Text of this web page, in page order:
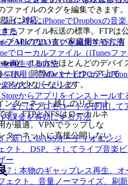
イン時にiPhoneでDropboxの音
る
とMacでID3タグを編集する方法
でローカルファイル（iTunesフ
を再生する方法
を使用してMacまたはPCから
をストリーミング
Storeからアプリをインストールす
またはプロモコードを使用して
課金を有効にする方法
：新しいBASSオーディオエンジ
クト、DSP、そしてライブ音楽
ー
8.7：本物のギャップレス再生、オ
ェクト、音量ノーマライズ、刷
ファイルのタグを編集できます。
証に対応。
たファイル転送の標準。FTPは
ブAPIのない古い家庭用NASに有
— Linuxやほとんどのデバイ
コル。同等のハードウェア上で
ドが少なくなります。
ンターネット越しのリモート
す。FTPとNFSはローカルネ
が最適。VPNでラップしな
ターネットに直接公開しない